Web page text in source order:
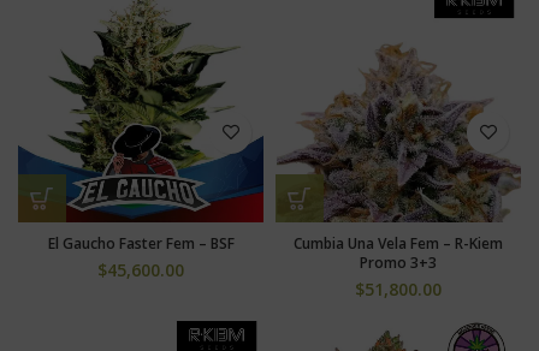
El Gaucho Faster Fem – BSF
$45,600.00
Cumbia Una Vela Fem – R-Kiem
Promo 3+3
$51,800.00